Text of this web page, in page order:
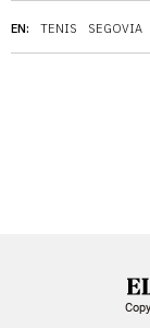
EN: TENIS SEGOVIA